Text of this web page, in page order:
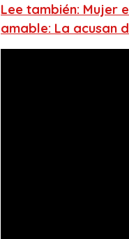
Lee también: Mujer
amable: La acusan